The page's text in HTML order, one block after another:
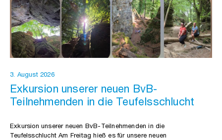
3. August 2026
Exkursion unserer neuen BvB-
Teilnehmenden in die Teufelsschlucht
Exkursion unserer neuen BvB-Teilnehmenden in die
Teufelsschlucht Am Freitag hieß es für unsere neuen